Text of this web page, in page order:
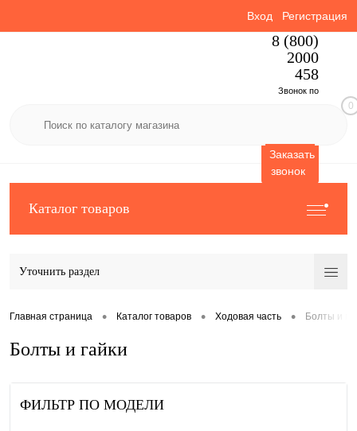
Вход Регистрация
8 (800)
2000
458
Звонок по
Заказать
звонок
0
Каталог товаров
Уточнить раздел
Главная страница • Каталог товаров • Ходовая часть • Болты и
Болты и гайки
ФИЛЬТР ПО МОДЕЛИ